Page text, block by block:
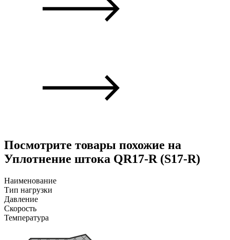
Посмотрите товары похожие на
Уплотнение штока QR17-R (S17-R)
Наименование
Тип нагрузки
Давление
Скорость
Температура